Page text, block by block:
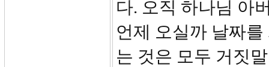
다. 오직 하나님 아
언제 오실까 날짜
는 것은 모두 거짓